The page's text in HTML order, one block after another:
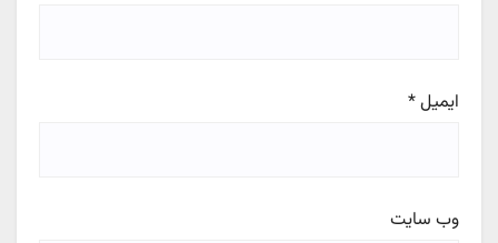
ایمیل*
وب‌ سایت